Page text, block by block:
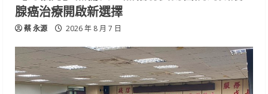
腺癌治療開啟新選擇
蔡 永源 2026 年 8 月 7 日